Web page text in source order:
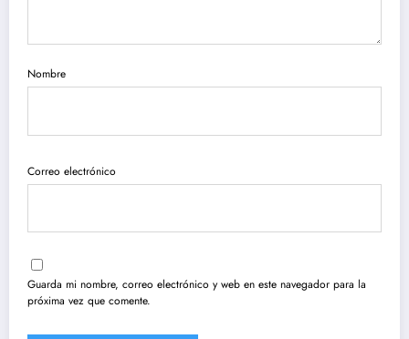
Nombre
Correo electrónico
Guarda mi nombre, correo electrónico y web en este navegador para la
próxima vez que comente.